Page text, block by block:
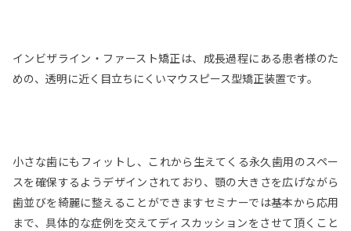
インビザライン・ファースト矯正は、成長過程にある患者様のた
めの、透明に近く目立ちにくいマウスピース型矯正装置です。
小さな歯にもフィットし、これから生えてくる永久歯用のスペー
スを確保するようデザインされており、顎の大きさを広げながら
歯並びを綺麗に整えることができますセミナーでは基本から応用
まで、具体的な症例を交えてディスカッションをさせて頂くこと